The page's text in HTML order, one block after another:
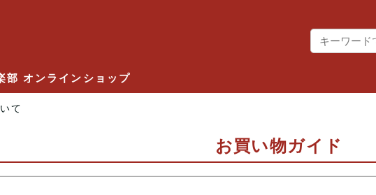
部 オンラインショップ
て
お買い物ガイド